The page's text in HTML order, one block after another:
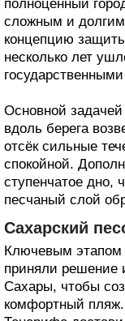
Несмотря на это,
жителей Санта-